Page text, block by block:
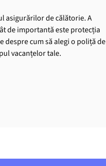
asigurărilor de călătorie. A
de importantă este protecția
despre cum să alegi o poliță de
vacanțelor tale.